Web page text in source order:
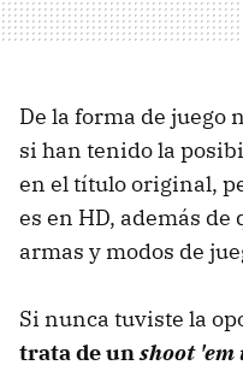
De la forma de juego
si han tenido la
en el título original,
es en HD, además
armas y modos de
Si nunca tuviste la
trata de unshoot 'em